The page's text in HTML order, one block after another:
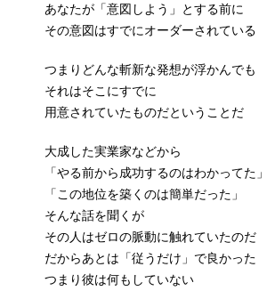
あなたが「意図しよう」とする前に
その意図はすでにオーダーされている
つまりどんな斬新な発想が浮かんでも
それはそこにすでに
用意されていたものだということだ
大成した実業家などから
「やる前から成功するのはわかってた」
「この地位を築くのは簡単だった」
そんな話を聞くが
その人はゼロの脈動に触れていたのだ
だからあとは「従うだけ」で良かった
つまり彼は何もしていない